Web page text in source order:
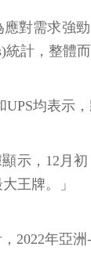
應對需求強
統計，整體
均表示
示，12月
王牌。」
2022年亞